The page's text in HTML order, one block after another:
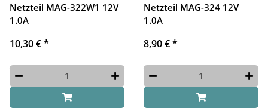
Netzteil MAG-322W1 12V
1.0A
10,30 €*
Netzteil MAG-324 12V
1.0A
8,90 €*